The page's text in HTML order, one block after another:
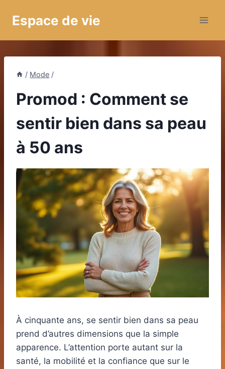
Espace de vie
/ Mode /
Promod : Comment se
sentir bien dans sa peau
à 50 ans
À cinquante ans, se sentir bien dans sa peau
prend d’autres dimensions que la simple
apparence. L’attention porte autant sur la
santé, la mobilité et la confiance que sur le